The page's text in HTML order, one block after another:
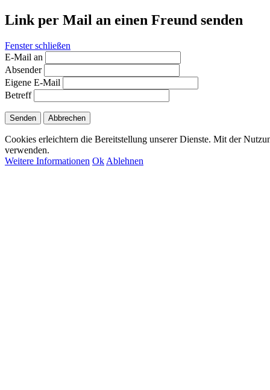
Link per Mail an einen Freund senden
Fenster schließen
E-Mail an
Absender
Eigene E-Mail
Betreff
Senden Abbrechen
Cookies erleichtern die Bereitstellung unserer Dienste. Mit der
verwenden.
Weitere Informationen Ok Ablehnen